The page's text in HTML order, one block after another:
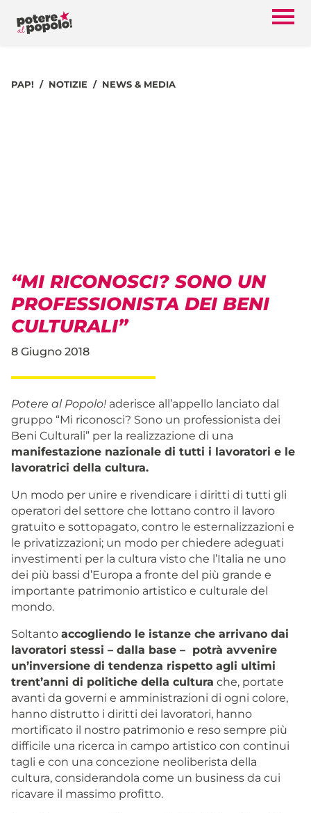
PAP! NOTIZIE NEWS & MEDIA
“MI RICONOSCI? SONO UN
PROFESSIONISTA DEI BENI
CULTURALI”
8 Giugno 2018
Potere al Popolo! aderisce all’appello lanciato dal
gruppo “Mi riconosci? Sono un professionista dei
Beni Culturali” per la realizzazione di una
manifestazione nazionale di tutti i lavoratori e le
lavoratrici della cultura.
Un modo per unire e rivendicare i diritti di tutti gli
operatori del settore che lottano contro il lavoro
gratuito e sottopagato, contro le esternalizzazioni e
le privatizzazioni; un modo per chiedere adeguati
investimenti per la cultura visto che l’Italia ne uno
dei più bassi d’Europa a fronte del più grande e
importante patrimonio artistico e culturale del
mondo.
Soltanto accogliendo le istanze che arrivano dai
lavoratori stessi – dalla base – potrà avvenire
un’inversione di tendenza rispetto agli ultimi
trent’anni di politiche della cultura che, portate
avanti da governi e amministrazioni di ogni colore,
hanno distrutto i diritti dei lavoratori, hanno
mortificato il nostro patrimonio e reso sempre più
difficile una ricerca in campo artistico con continui
tagli e con una concezione neoliberista della
cultura, considerandola come un business da cui
ricavare il massimo profitto.